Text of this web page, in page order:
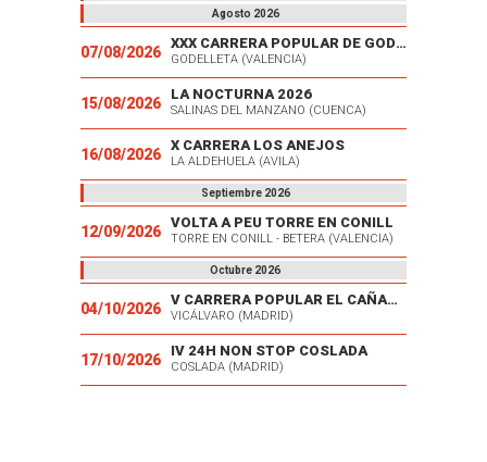
Agosto 2026
07/08/2026
XXX CARRERA POPULAR DE GODELLETA
GODELLETA (VALENCIA)
15/08/2026
LA NOCTURNA 2026
SALINAS DEL MANZANO (CUENCA)
16/08/2026
X CARRERA LOS ANEJOS
LA ALDEHUELA (AVILA)
Septiembre 2026
12/09/2026
VOLTA A PEU TORRE EN CONILL
TORRE EN CONILL - BETERA (VALENCIA)
Octubre 2026
04/10/2026
V CARRERA POPULAR EL CAÑAVERAL
VICÁLVARO (MADRID)
17/10/2026
IV 24H NON STOP COSLADA
COSLADA (MADRID)